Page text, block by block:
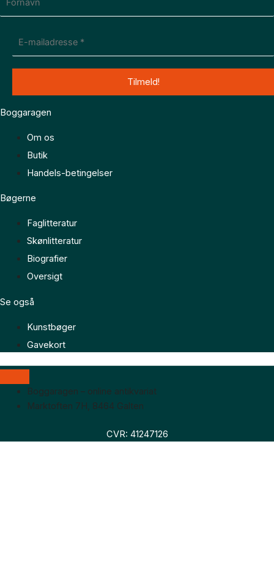
Boggaragen
Om os
Butik
Handels-betingelser
Bøgerne
Faglitteratur
Skønlitteratur
Biografier
Oversigt
Se også
Kunstbøger
Gavekort
Boggaragen – online antikvariat
Marktoften 7H, 8464 Galten
CVR: 41247126